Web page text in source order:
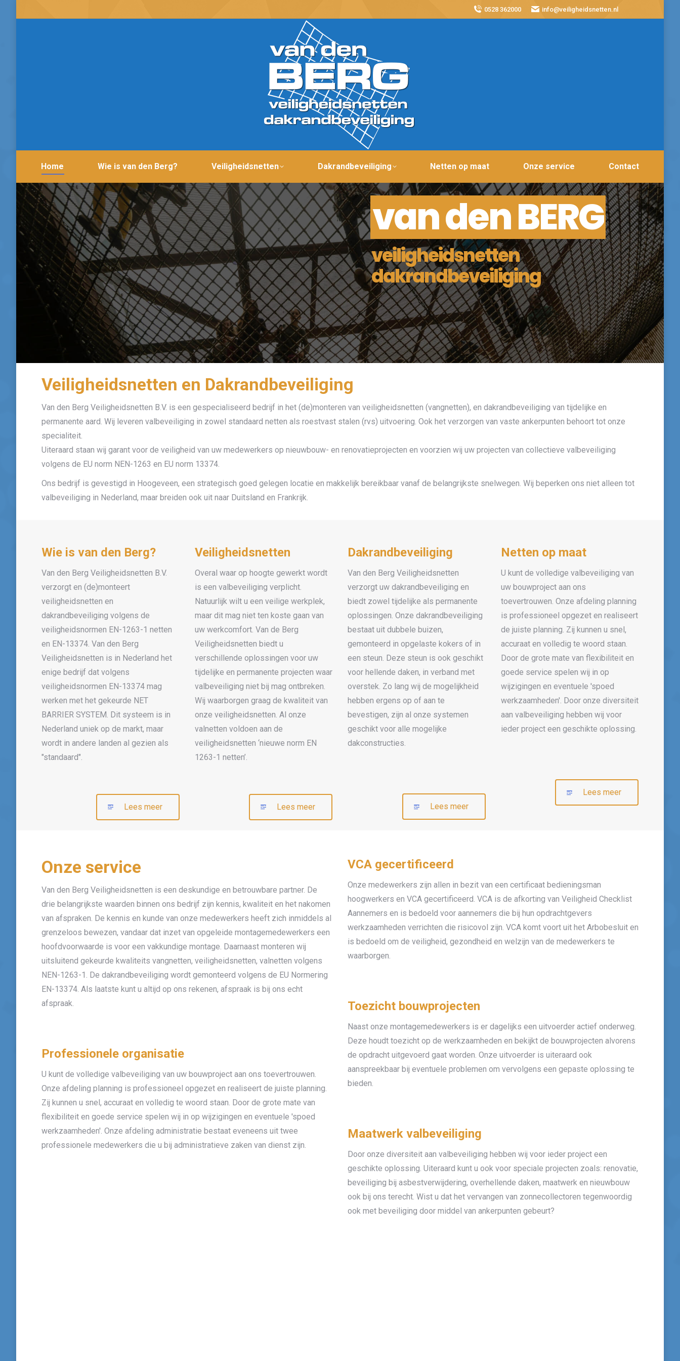
0528 362000 info@veiligheidsnetten.nl
Home Wie is van den Berg? Veiligheidsnetten Dakrandbeveiliging Netten op maat Onze service Contact
van den BERG
veiligheidsnetten
dakrandbeveiliging
Veiligheidsnetten en Dakrandbeveiliging
Van den Berg Veiligheidsnetten B.V. is een gespecialiseerd bedrijf in het (de)monteren van veiligheidsnetten (vangnetten), en dakrandbeveiliging van tijdelijke en
permanente aard. Wij leveren valbeveiliging in zowel standaard netten als roestvast stalen (rvs) uitvoering. Ook het verzorgen van vaste ankerpunten behoort tot onze
specialiteit.
Uiteraard staan wij garant voor de veiligheid van uw medewerkers op nieuwbouw- en renovatieprojecten en voorzien wij uw projecten van collectieve valbeveiliging
volgens de EU norm NEN-1263 en EU norm 13374.
Ons bedrijf is gevestigd in Hoogeveen, een strategisch goed gelegen locatie en makkelijk bereikbaar vanaf de belangrijkste snelwegen. Wij beperken ons niet alleen tot
valbeveiliging in Nederland, maar breiden ook uit naar Duitsland en Frankrijk.
Wie is van den Berg?
Van den Berg Veiligheidsnetten B.V.
verzorgt en (de)monteert
veiligheidsnetten en
dakrandbeveiliging volgens de
veiligheidsnormen EN-1263-1 netten
en EN-13374. Van den Berg
Veiligheidsnetten is in Nederland het
enige bedrijf dat volgens
veiligheidsnormen EN-13374 mag
werken met het gekeurde NET
BARRIER SYSTEM. Dit systeem is in
Nederland uniek op de markt, maar
wordt in andere landen al gezien als
"standaard".
Lees meer
Veiligheidsnetten
Overal waar op hoogte gewerkt wordt
is een valbeveiliging verplicht.
Natuurlijk wilt u een veilige werkplek,
maar dit mag niet ten koste gaan van
uw werkcomfort. Van de Berg
Veiligheidsnetten biedt u
verschillende oplossingen voor uw
tijdelijke en permanente projecten waar
valbeveiliging niet bij mag ontbreken.
Wij waarborgen graag de kwaliteit van
onze veiligheidsnetten. Al onze
valnetten voldoen aan de
veiligheidsnetten ‘nieuwe norm EN
1263-1 netten’.
Lees meer
Dakrandbeveiliging
Van den Berg Veiligheidsnetten
verzorgt uw dakrandbeveiliging en
biedt zowel tijdelijke als permanente
oplossingen. Onze dakrandbeveiliging
bestaat uit dubbele buizen,
gemonteerd in opgelaste kokers of in
een steun. Deze steun is ook geschikt
voor hellende daken, in verband met
overstek. Zo lang wij de mogelijkheid
hebben ergens op of aan te
bevestigen, zijn al onze systemen
geschikt voor alle mogelijke
dakconstructies.
Lees meer
Netten op maat
U kunt de volledige valbeveiliging van
uw bouwproject aan ons
toevertrouwen. Onze afdeling planning
is professioneel opgezet en realiseert
de juiste planning. Zij kunnen u snel,
accuraat en volledig te woord staan.
Door de grote mate van flexibiliteit en
goede service spelen wij in op
wijzigingen en eventuele 'spoed
werkzaamheden'. Door onze diversiteit
aan valbeveiliging hebben wij voor
ieder project een geschikte oplossing.
Lees meer
Onze service
Van den Berg Veiligheidsnetten is een deskundige en betrouwbare partner. De
drie belangrijkste waarden binnen ons bedrijf zijn kennis, kwaliteit en het nakomen
van afspraken. De kennis en kunde van onze medewerkers heeft zich inmiddels al
grenzeloos bewezen, vandaar dat inzet van opgeleide montagemedewerkers een
hoofdvoorwaarde is voor een vakkundige montage. Daarnaast monteren wij
uitsluitend gekeurde kwaliteits vangnetten, veiligheidsnetten, valnetten volgens
NEN-1263-1. De dakrandbeveiliging wordt gemonteerd volgens de EU Normering
EN-13374. Als laatste kunt u altijd op ons rekenen, afspraak is bij ons echt
afspraak.
Professionele organisatie
U kunt de volledige valbeveiliging van uw bouwproject aan ons toevertrouwen.
Onze afdeling planning is professioneel opgezet en realiseert de juiste planning.
Zij kunnen u snel, accuraat en volledig te woord staan. Door de grote mate van
flexibiliteit en goede service spelen wij in op wijzigingen en eventuele 'spoed
werkzaamheden'. Onze afdeling administratie bestaat eveneens uit twee
professionele medewerkers die u bij administratieve zaken van dienst zijn.
VCA gecertificeerd
Onze medewerkers zijn allen in bezit van een certificaat bedieningsman
hoogwerkers en VCA gecertificeerd. VCA is de afkorting van Veiligheid Checklist
Aannemers en is bedoeld voor aannemers die bij hun opdrachtgevers
werkzaamheden verrichten die risicovol zijn. VCA komt voort uit het Arbobesluit en
is bedoeld om de veiligheid, gezondheid en welzijn van de medewerkers te
waarborgen.
Toezicht bouwprojecten
Naast onze montagemedewerkers is er dagelijks een uitvoerder actief onderweg.
Deze houdt toezicht op de werkzaamheden en bekijkt de bouwprojecten alvorens
de opdracht uitgevoerd gaat worden. Onze uitvoerder is uiteraard ook
aanspreekbaar bij eventuele problemen om vervolgens een gepaste oplossing te
bieden.
Maatwerk valbeveiliging
Door onze diversiteit aan valbeveiliging hebben wij voor ieder project een
geschikte oplossing. Uiteraard kunt u ook voor speciale projecten zoals: renovatie,
beveiliging bij asbestverwijdering, overhellende daken, maatwerk en nieuwbouw
ook bij ons terecht. Wist u dat het vervangen van zonnecollectoren tegenwoordig
ook met beveiliging door middel van ankerpunten gebeurt?